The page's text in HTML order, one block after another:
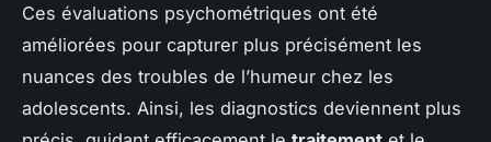
Ces évaluations psychométriques ont été
améliorées pour capturer plus précisément les
nuances des troubles de l’humeur chez les
adolescents. Ainsi, les diagnostics deviennent plus